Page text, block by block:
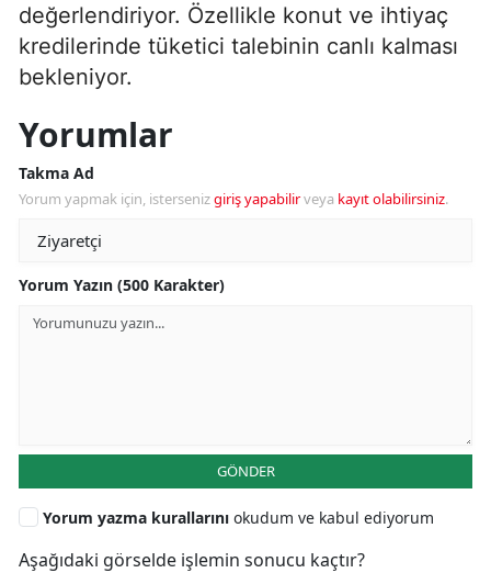
değerlendiriyor. Özellikle konut ve ihtiyaç
kredilerinde tüketici talebinin canlı kalması
bekleniyor.
Yorumlar
Takma Ad
Yorum yapmak için, istersenizgiriş yapabilirveya kayıt olabilirsiniz.
Yorum Yazın (500 Karakter)
GÖNDER
Yorum yazma kurallarını okudum ve kabul ediyorum
Aşağıdaki görselde işlemin sonucu kaçtır?